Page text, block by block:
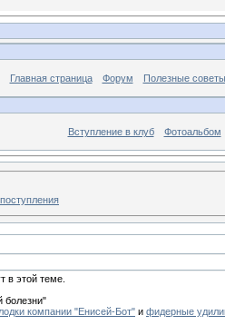
Главная страница Форум Полезные советы
Вступление в клуб Фотоальбом
в этой теме.
болезни"
лодки компании "Енисей-Бот" и фидерные